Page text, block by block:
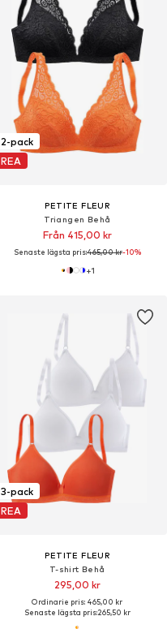
2-pack
REA
PETITE FLEUR
Triangen Behå
Från 415,00 kr
Senaste lägsta pris:465,00 kr-10%
+1
3-pack
REA
PETITE FLEUR
T-shirt Behå
295,00 kr
Ordinarie pris: 465,00 kr
Senaste lägsta pris:265,50 kr